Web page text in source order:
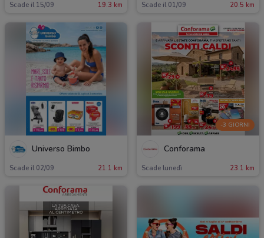
Scade il 15/09 19.3 km Scade il 01/09 20.5 km
Universo Bimbo
Scade il 02/09 21.1 km
-3 GIORNI
Conforama
Scade lunedì 23.1 km